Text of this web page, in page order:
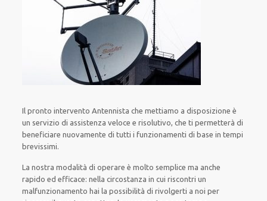
Il pronto intervento Antennistache mettiamo a disposizione è
un servizio di assistenza veloce e risolutivo, che tipermetterà di
beneficiare nuovamente di tutti i funzionamenti di base in tempi
brevissimi.
La nostra modalità di operare èmolto semplice ma anche
rapido ed efficace: nella circostanza in cuiriscontriun
malfunzionamento hai la possibilità di rivolgerti a noi per